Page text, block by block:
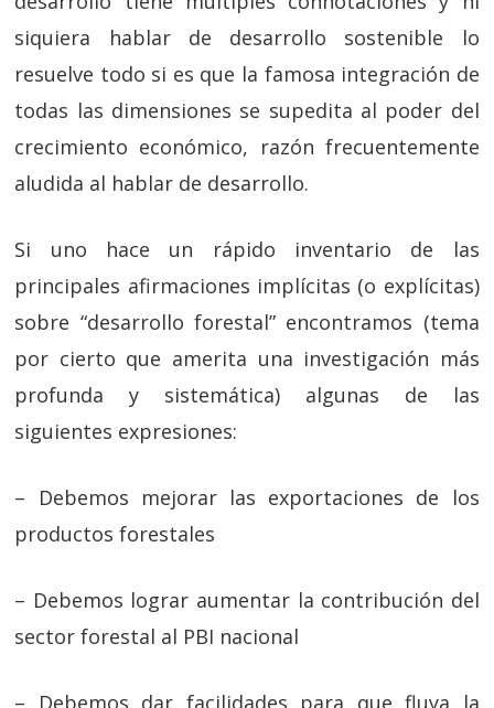
siquiera hablar de desarrollo sostenible lo
resuelve todo si es que la famosa integración de
todas las dimensiones se supedita al poder del
crecimiento económico, razón frecuentemente
aludida al hablar de desarrollo.
Si uno hace un rápido inventario de las
principales afirmaciones implícitas (o explícitas)
sobre “desarrollo forestal” encontramos (tema
por cierto que amerita una investigación más
profunda y sistemática) algunas de las
siguientes expresiones:
– Debemos mejorar las exportaciones de los
productos forestales
– Debemos lograr aumentar la contribución del
sector forestal al PBI nacional
– Debemos dar facilidades para que fluya la